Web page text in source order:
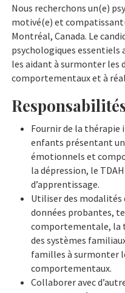
Nous recherchons un(e)
motivé(e) et
Montréal, Canada. Le
psychologiques essentiels
les aidant à surmonter les
comportementaux et à
Fournir de la
enfants présentant
émotionnels et
la dépression, le
d’apprentissage.
Utiliser des modalités
données probantes,
comportementale, la
des systèmes
familles à surmonter
comportementaux.
Collaborer avec